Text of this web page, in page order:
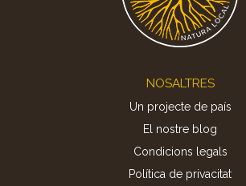
NOSALTRES
Un projecte de país
El nostre blog
Condicions legals
Política de privacitat